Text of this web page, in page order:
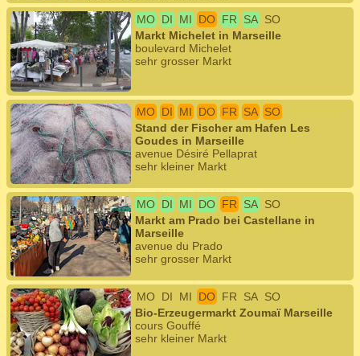
MO DI MI DO FR SA SO
Markt Michelet in Marseille
boulevard Michelet
sehr grosser Markt
MO DI MI DO FR SA SO
Stand der Fischer am Hafen Les
Goudes in Marseille
avenue Désiré Pellaprat
sehr kleiner Markt
MO DI MI DO FR SA SO
Markt am Prado bei Castellane in
Marseille
avenue du Prado
sehr grosser Markt
MO DI MI DO FR SA SO
Bio-Erzeugermarkt Zoumaï Marseille
cours Gouffé
sehr kleiner Markt